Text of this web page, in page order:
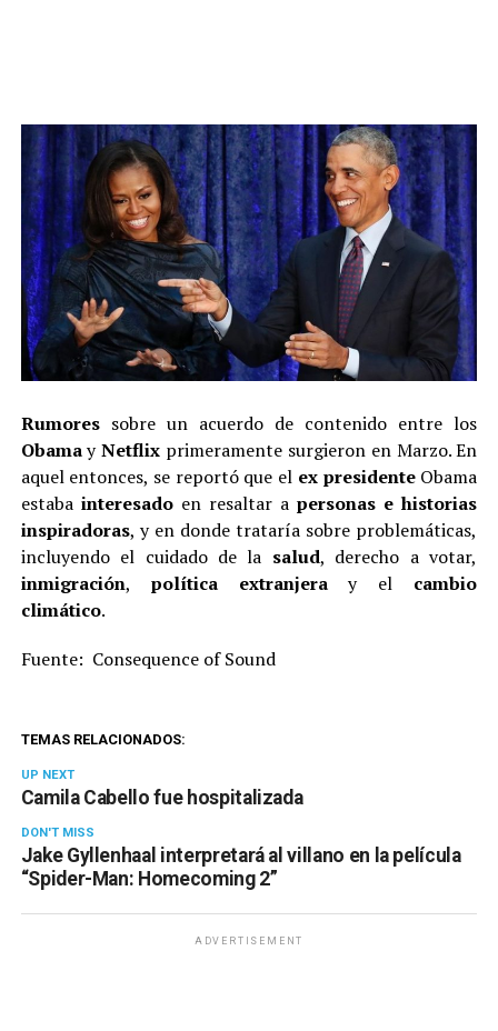
Rumoressobre un acuerdo de contenido entre los
ObamayNetflix primeramente surgieron en Marzo. En
aquel entonces, se reportó que el ex presidenteObama
estabainteresadoen resaltar apersonas e historias
inspiradoras, y en donde trataría sobre problemáticas,
incluyendo el cuidado de la salud, derecho a votar,
inmigración, política extranjeray el cambio
climático.
Fuente: Consequence of Sound
TEMAS RELACIONADOS:
UP NEXT
Camila Cabello fue hospitalizada
DON'T MISS
Jake Gyllenhaal interpretará al villano en la película
“Spider-Man: Homecoming 2”
ADVERTISEMENT